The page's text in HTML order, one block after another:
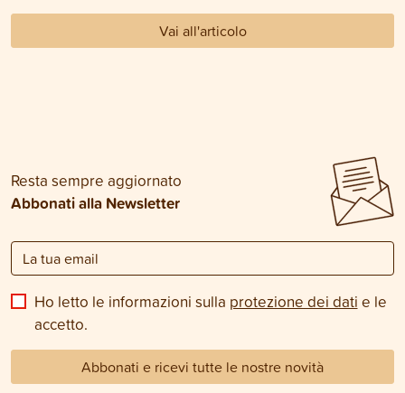
Vai all'articolo
Resta sempre aggiornato
Abbonati alla Newsletter
Ho letto le informazioni sulla protezione dei dati e le
accetto.
Abbonati e ricevi tutte le nostre novità